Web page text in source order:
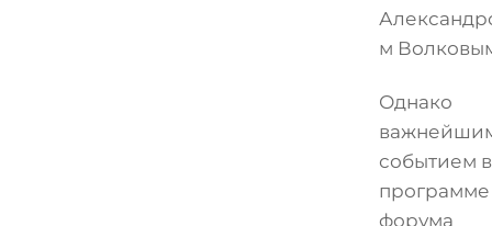
м
Однако
событием в
программе
форума